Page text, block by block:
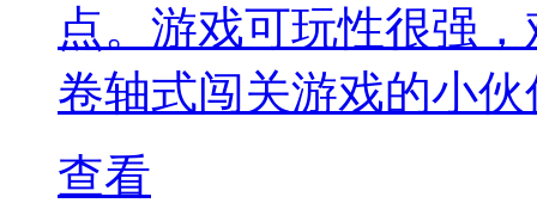
点。游戏可玩性很强
卷轴式闯关游戏的小
查看